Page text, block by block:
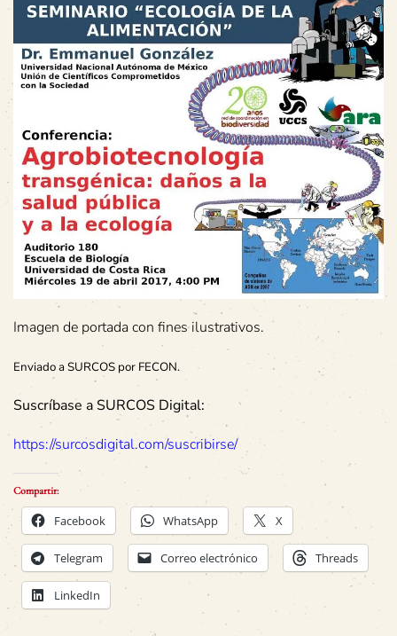
Imagen de portada con fines ilustrativos.
Enviado a SURCOS por FECON.
Suscríbase a SURCOS Digital:
https://surcosdigital.com/suscribirse/
Compartir:
Facebook WhatsApp X
Telegram Correo electrónico Threads
LinkedIn